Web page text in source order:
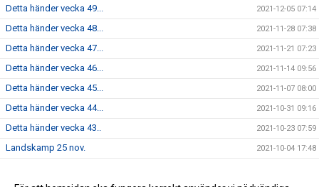
Detta händer vecka 49... 2021-12-05 07:14
Detta händer vecka 48... 2021-11-28 07:38
Detta händer vecka 47... 2021-11-21 07:23
Detta händer vecka 46... 2021-11-14 09:56
Detta händer vecka 45... 2021-11-07 08:00
Detta händer vecka 44... 2021-10-31 09:16
Detta händer vecka 43.. 2021-10-23 07:59
Landskamp 25 nov. 2021-10-04 17:48